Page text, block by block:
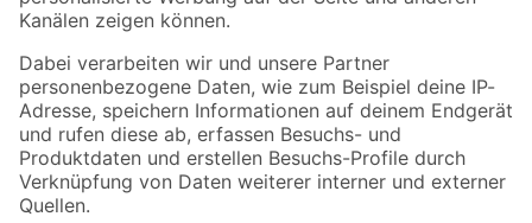
Folge uns
Zahlungsarten Versandarten